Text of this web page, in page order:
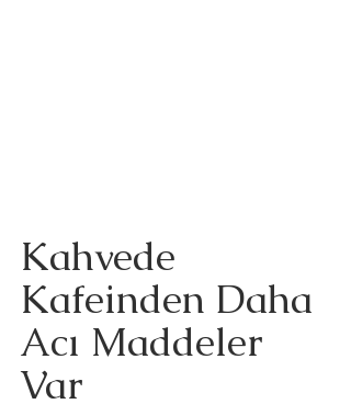
Kahvede
Kafeinden Daha
Acı Maddeler
Var